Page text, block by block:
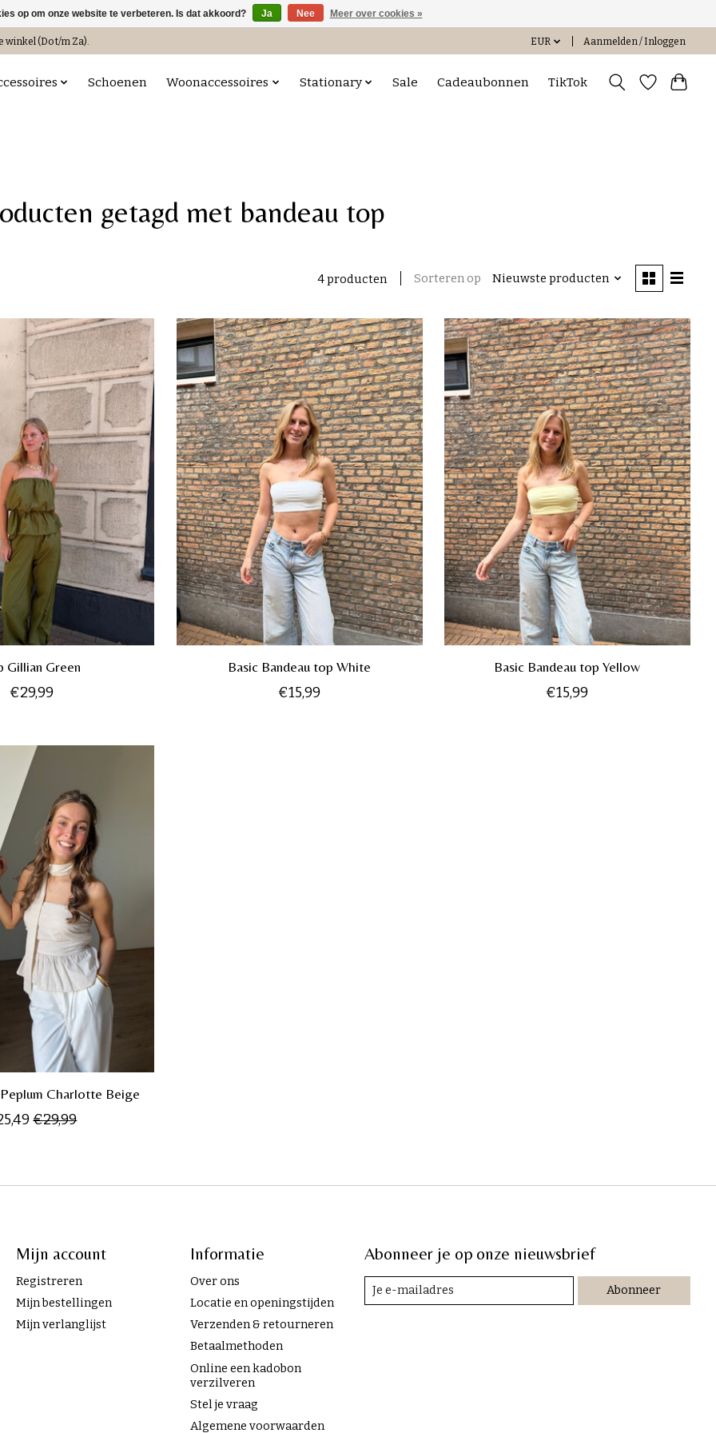
(Do t/m Za). EUR Aanmelden / Inloggen
Schoenen Woonaccessoires Stationary Sale Cadeaubonnen TikTok
getagd met bandeau top
4 producten Sorteren op Nieuwste producten
Gillian Green
€29,99
Basic Bandeau top White
€15,99
Basic Bandeau top Yellow
€15,99
Charlotte Beige
€29,99
Mijn account
Registreren
Mijn bestellingen
Mijn verlanglijst
Informatie
Over ons
Locatie en openingstijden
Verzenden & retourneren
Betaalmethoden
Online een kadobon
verzilveren
Stel je vraag
Algemene voorwaarden
Abonneer je op onze nieuwsbrief
Abonneer
op om onze website te verbeteren. Is dat akkoord? Ja Nee Meer over cookies »